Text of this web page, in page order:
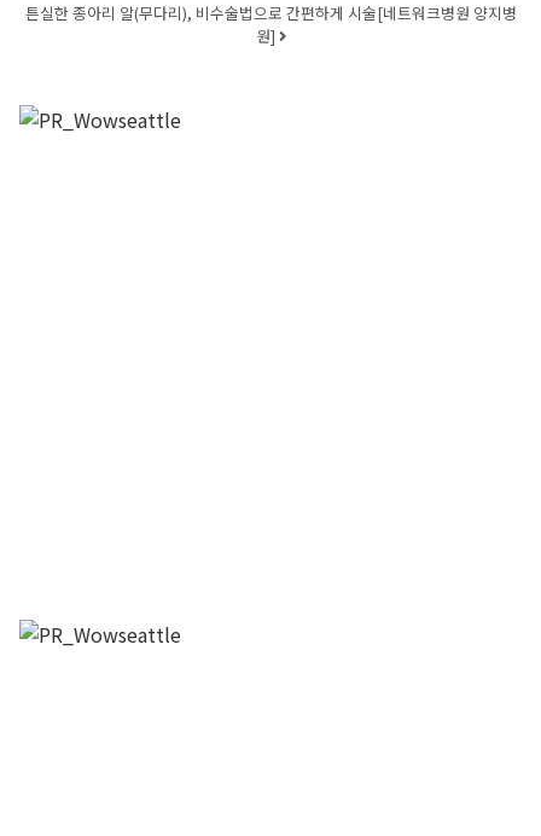
튼실한 종아리 알(무다리), 비수술법으로 간편하게 시술[네트워크병원 양지병
원]